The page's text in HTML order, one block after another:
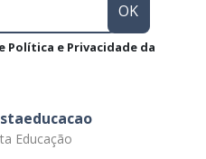
Política e Privacidade da
Educação